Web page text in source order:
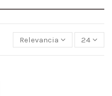
Relevancia 24